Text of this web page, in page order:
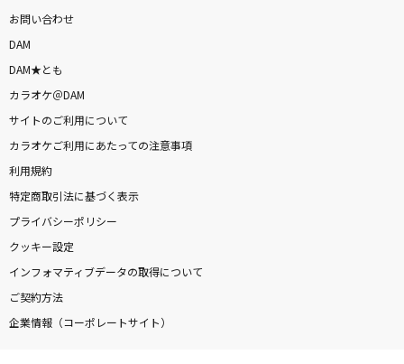
お問い合わせ
DAM
DAM★とも
カラオケ＠DAM
サイトのご利用について
カラオケご利用にあたっての注意事項
利用規約
特定商取引法に基づく表示
プライバシーポリシー
クッキー設定
インフォマティブデータの取得について
ご契約方法
企業情報（コーポレートサイト）